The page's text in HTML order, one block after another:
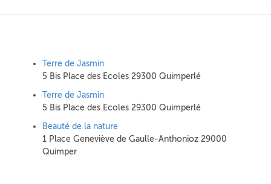
Terre de Jasmin
5 Bis Place des Ecoles 29300 Quimperlé
Terre de Jasmin
5 Bis Place des Ecoles 29300 Quimperlé
Beauté de la nature
1 Place Geneviève de Gaulle-Anthonioz 29000
Quimper